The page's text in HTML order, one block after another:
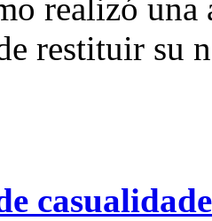
realizó
restituir su